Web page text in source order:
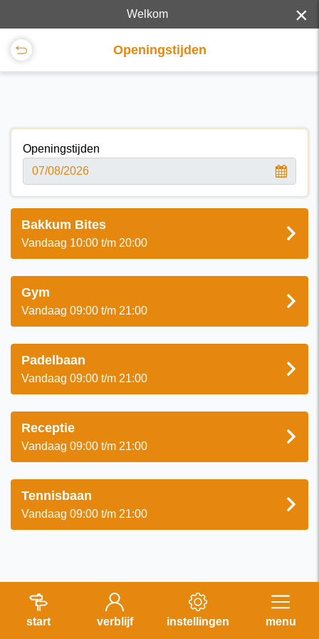
Welkom ×
Openingstijden
Openingstijden
Bakkum Bites
Vandaag 10:00 t/m 20:00
Gym
Vandaag 09:00 t/m 21:00
Padelbaan
Vandaag 09:00 t/m 21:00
Receptie
Vandaag 09:00 t/m 21:00
Tennisbaan
Vandaag 09:00 t/m 21:00
start verblijf instellingen menu